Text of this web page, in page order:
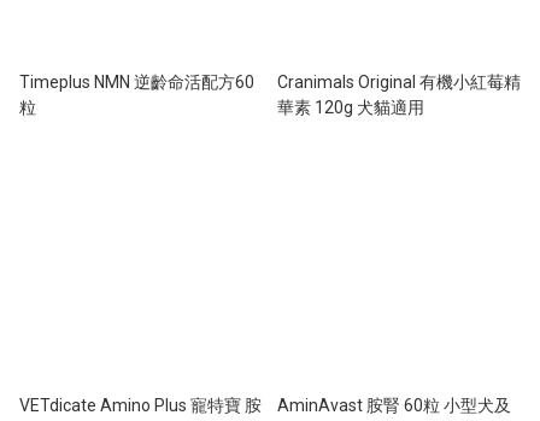
Timeplus NMN 逆齡命活配方60
粒
Cranimals Original 有機小紅莓精
華素 120g 犬貓適用
VETdicate Amino Plus 寵特寶 胺
AminAvast 胺腎 60粒 小型犬及